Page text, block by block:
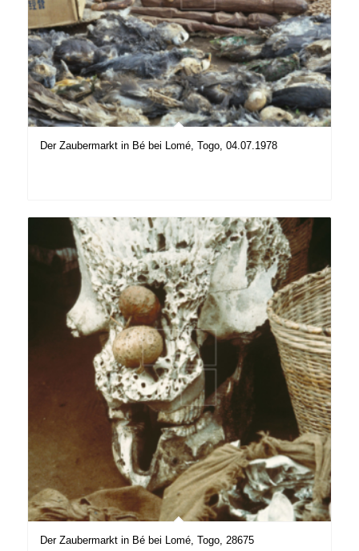
Der Zaubermarkt in Bé bei Lomé, Togo, 04.07.1978
Der Zaubermarkt in Bé bei Lomé, Togo, 28675